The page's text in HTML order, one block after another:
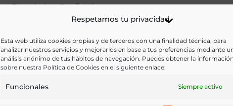
Respetamos tu privacidad
Esta web utiliza cookies propias y de terceros con una finalidad técnica, para
analizar nuestros servicios y mejorarlos en base a tus preferencias mediante
análisis anónimo de tus hábitos de navegación. Puedes obtener la información
sobre nuestra Política de Cookies en el siguiente enlace:
Funcionales Siempre activo
Pastelería y Confitería
Palabras clave:Aves, Cocina casera, Cocina mexicana,
Cocineras, Guisos, Manuscritos, Recetas, Sopas
Idioma:Castellano